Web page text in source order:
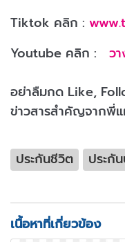
Tiktok คลิก :
Youtube คลิก : ว
อย่าลืมกด Like,
ข่าวสารสำคัญจากพี่แ
ประกันชีวิต ประกั
เนื้อหาที่เกี่ยวข้อง